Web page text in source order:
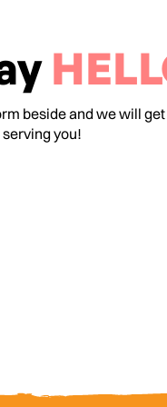
beside and we will
you!